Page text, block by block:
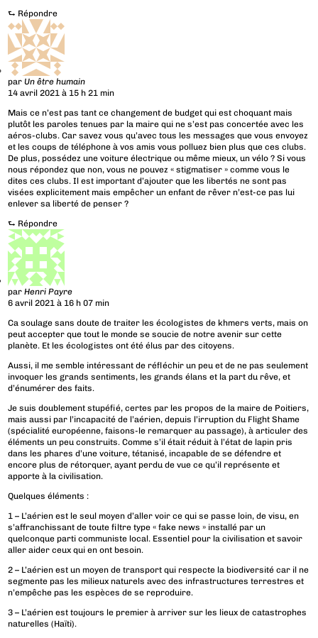
⮑ Répondre
parUn être humain
14 avril 2021 à 15 h 21 min
Mais ce n’est pas tant ce changement de budget qui est choquant mais
plutôt les paroles tenues par la maire qui ne s’est pas concertée avec les
aéros-clubs. Car savez vous qu’avec tous les messages que vous envoyez
et les coups de téléphone à vos amis vous polluez bien plus que ces clubs.
De plus, possédez une voiture électrique ou même mieux, un vélo ? Si vous
nous répondez que non, vous ne pouvez « stigmatiser » comme vous le
dites ces clubs. Il est important d’ajouter que les libertés ne sont pas
visées explicitement mais empêcher un enfant de rêver n’est-ce pas lui
enlever sa liberté de penser ?
⮑ Répondre
parHenri Payre
6 avril 2021 à 16 h 07 min
Ca soulage sans doute de traiter les écologistes de khmers verts, mais on
peut accepter que tout le monde se soucie de notre avenir sur cette
planète. Et les écologistes ont été élus par des citoyens.
Aussi, il me semble intéressant de réfléchir un peu et de ne pas seulement
invoquer les grands sentiments, les grands élans et la part du rêve, et
d’énumérer des faits.
Je suis doublement stupéfié, certes par les propos de la maire de Poitiers,
mais aussi par l’incapacité de l’aérien, depuis l’irruption du Flight Shame
(spécialité européenne, faisons-le remarquer au passage), à articuler des
éléments un peu construits. Comme s’il était réduit à l’état de lapin pris
dans les phares d’une voiture, tétanisé, incapable de se défendre et
encore plus de rétorquer, ayant perdu de vue ce qu’il représente et
apporte à la civilisation.
Quelques éléments :
1 – L’aérien est le seul moyen d’aller voir ce qui se passe loin, de visu, en
s’affranchissant de toute filtre type « fake news » installé par un
quelconque parti communiste local. Essentiel pour la civilisation et savoir
aller aider ceux qui en ont besoin.
2 – L’aérien est un moyen de transport qui respecte la biodiversité car il ne
segmente pas les milieux naturels avec des infrastructures terrestres et
n’empêche pas les espèces de se reproduire.
3 – L’aérien est toujours le premier à arriver sur les lieux de catastrophes
naturelles (Haïti).